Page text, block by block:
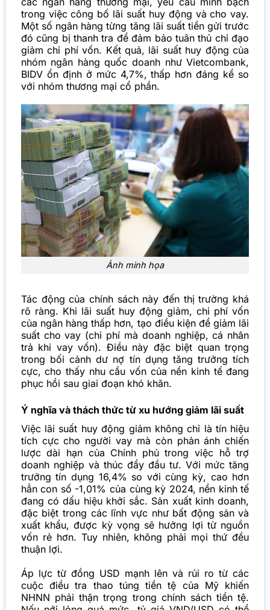
trong việc công bố lãi suất huy động và cho vay.
Một số ngân hàng từng tăng lãi suất tiền gửi trước
đó cũng bị thanh tra để đảm bảo tuân thủ chỉ đạo
giảm chi phí vốn. Kết quả, lãi suất huy động của
nhóm ngân hàng quốc doanh như Vietcombank,
BIDV ổn định ở mức 4,7%, thấp hơn đáng kể so
với nhóm thương mại cổ phần.
Ảnh minh họa
Tác động của chính sách này đến thị trường khá
rõ ràng. Khi lãi suất huy động giảm, chi phí vốn
của ngân hàng thấp hơn, tạo điều kiện để giảm lãi
suất cho vay (chi phí mà doanh nghiệp, cá nhân
trả khi vay vốn). Điều này đặc biệt quan trọng
trong bối cảnh dư nợ tín dụng tăng trưởng tích
cực, cho thấy nhu cầu vốn của nền kinh tế đang
phục hồi sau giai đoạn khó khăn.
Ý nghĩa và thách thức từ xu hướng giảm lãi suất
Việc lãi suất huy động giảm không chỉ là tín hiệu
tích cực cho người vay mà còn phản ánh chiến
lược dài hạn của Chính phủ trong việc hỗ trợ
doanh nghiệp và thúc đẩy đầu tư. Với mức tăng
trưởng tín dụng 16,4% so với cùng kỳ, cao hơn
hẳn con số -1,01% của cùng kỳ 2024, nền kinh tế
đang có dấu hiệu khởi sắc. Sản xuất kinh doanh,
đặc biệt trong các lĩnh vực như bất động sản và
xuất khẩu, được kỳ vọng sẽ hưởng lợi từ nguồn
vốn rẻ hơn. Tuy nhiên, không phải mọi thứ đều
thuận lợi.
Áp lực từ đồng USD mạnh lên và rủi ro từ các
cuộc điều tra thao túng tiền tệ của Mỹ khiến
NHNN phải thận trọng trong chính sách tiền tệ.